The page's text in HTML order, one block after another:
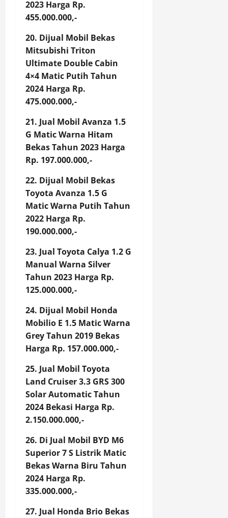
2023 Harga Rp.
455.000.000,-
20. Dijual Mobil Bekas
Mitsubishi Triton
Ultimate Double Cabin
4×4 Matic Putih Tahun
2024 Harga Rp.
475.000.000,-
21. Jual Mobil Avanza 1.5
G Matic Warna Hitam
Bekas Tahun 2023 Harga
Rp. 197.000.000,-
22. Dijual Mobil Bekas
Toyota Avanza 1.5 G
Matic Warna Putih Tahun
2022 Harga Rp.
190.000.000,-
23. Jual Toyota Calya 1.2 G
Manual Warna Silver
Tahun 2023 Harga Rp.
125.000.000,-
24. Dijual Mobil Honda
Mobilio E 1.5 Matic Warna
Grey Tahun 2019 Bekas
Harga Rp. 157.000.000,-
25. Jual Mobil Toyota
Land Cruiser 3.3 GRS 300
Solar Automatic Tahun
2024 Bekasi Harga Rp.
2.150.000.000,-
26. Di Jual Mobil BYD M6
Superior 7 S Listrik Matic
Bekas Warna Biru Tahun
2024 Harga Rp.
335.000.000,-
27. Jual Honda Brio Bekas